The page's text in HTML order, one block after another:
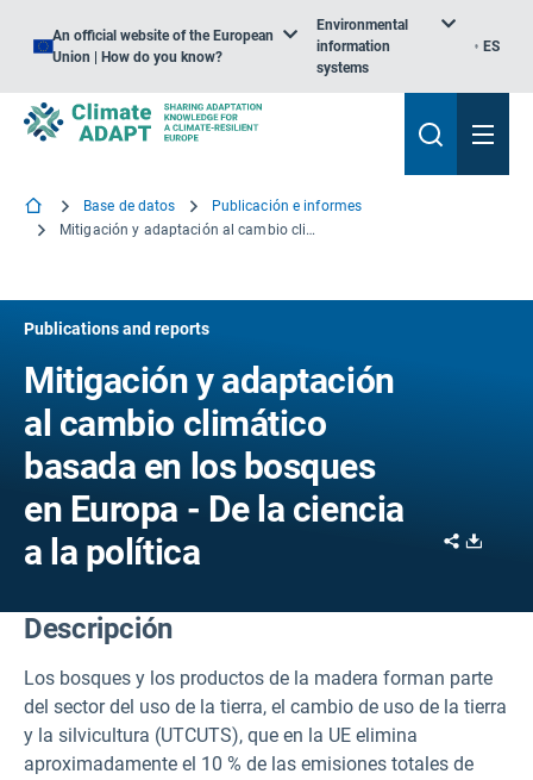
An official website of the European
Union | How do you know?
Environmental
information
systems
ES
Base de datos
Publicación e informes
Mitigación y adaptación al cambio climático basada en los bosques en Europa - De la ciencia a la política
Publications and reports
Mitigación y adaptación
al cambio climático
basada en los bosques
en Europa - De la ciencia
a la política
Share
Descripción
Los bosques y los productos de la madera forman parte
del sector del uso de la tierra, el cambio de uso de la tierra
y la silvicultura (UTCUTS), que en la UE elimina
aproximadamente el 10 % de las emisiones totales de